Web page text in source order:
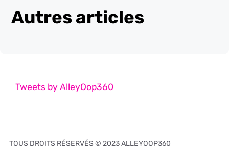
Autres articles
Tweets by AlleyOop360
TOUS DROITS RÉSERVÉS © 2023 ALLEYOOP360